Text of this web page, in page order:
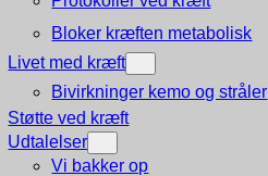
Bloker kræften metabolisk
Livet med kræft
Bivirkninger kemo og stråler
Støtte ved kræft
Udtalelser
Vi bakker op